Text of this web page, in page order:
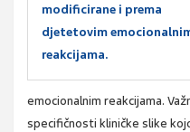
modificirane i prema
djetetovim
reakcijama.
emocionalnim reakcijama.
specifičnosti kliničke slike